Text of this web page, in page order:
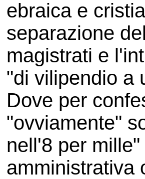
ebraica e
separazione
magistrati e
"di vilipendio a
Dove per
"ovviamente"
nell'8 per
amministrativa